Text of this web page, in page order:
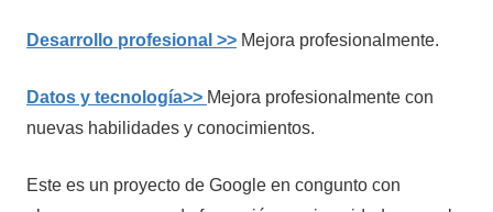
Desarrollo profesional >> Mejora profesionalmente.
Datos y tecnología>> Mejora profesionalmente con
nuevas habilidades y conocimientos.
Este es un proyecto de Google en congunto con